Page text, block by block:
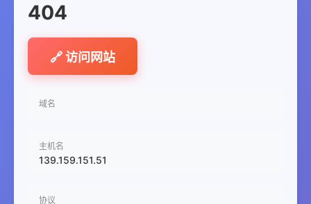
404
🔗 访问网站
域名
主机名
139.159.151.51
协议